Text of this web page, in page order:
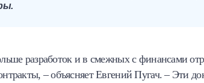
разработок и в смежных с финансами
– объясняет Евгений Пугач. – Эти